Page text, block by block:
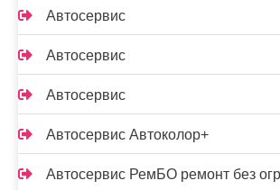
Автосервис
Автосервис
Автосервис
Автосервис Автоколор+
Автосервис РемБО ремонт без